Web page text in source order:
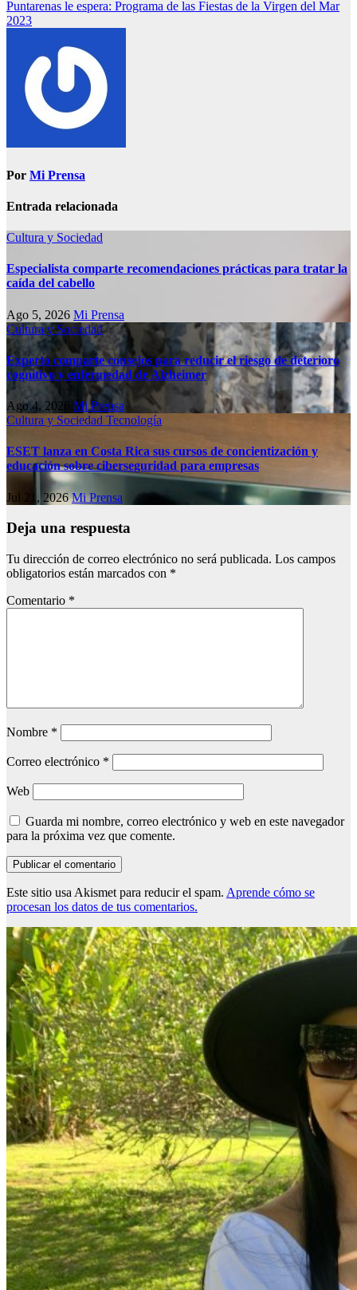
Puntarenas le espera: Programa de las Fiestas de la Virgen del Mar
2023
Por Mi Prensa
Entrada relacionada
Cultura y Sociedad
Especialista comparte recomendaciones prácticas para tratar la
caída del cabello
Ago 5, 2026 Mi Prensa
Cultura y Sociedad
Experto comparte consejos para reducir el riesgo de deterioro
cognitivo у enfermedad de Alzheimer
Ago 4, 2026 Mi Prensa
Cultura y Sociedad Tecnología
ESET lanza en Costa Rica sus cursos de concientización y
educación sobre ciberseguridad para empresas
Jul 21, 2026Mi Prensa
Deja una respuesta
Tu dirección de correo electrónico no será publicada. Los campos
obligatorios están marcados con *
Comentario *
Nombre *
Correo electrónico *
Web
Guarda mi nombre, correo electrónico y web en este navegador
para la próxima vez que comente.
Este sitio usa Akismet para reducir el spam. Aprende cómo se
procesan los datos de tus comentarios.